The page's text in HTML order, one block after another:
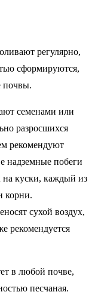
регулярно,
сформируются,
почвы.
семенами или
разросшихся
рекомендуют
надземные побеги
куски, каждый из
корни.
сухой воздух,
рекомендуется
в любой почве,
песчаная.